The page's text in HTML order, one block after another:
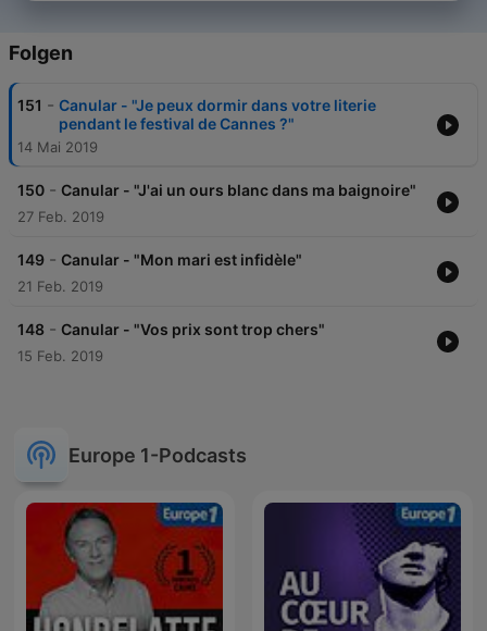
Folgen
151 - Canular - "Je peux dormir dans votre literie
pendant le festival de Cannes ?"
14 Mai 2019
150 - Canular - "J'ai un ours blanc dans ma baignoire"
27 Feb. 2019
149 - Canular - "Mon mari est infidèle"
21 Feb. 2019
148 - Canular - "Vos prix sont trop chers"
15 Feb. 2019
Europe 1-Podcasts